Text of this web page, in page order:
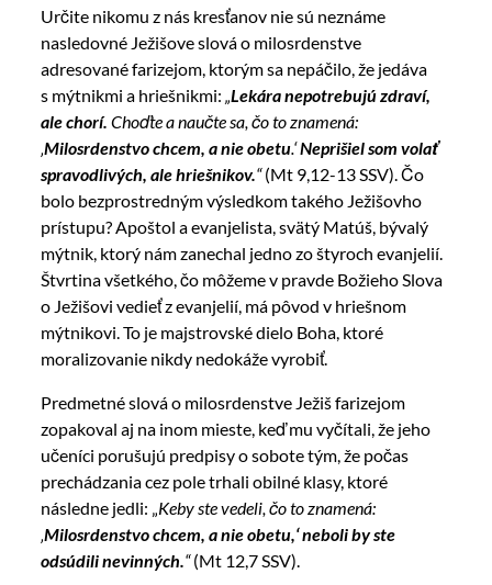
Určite nikomu z nás kresťanov nie sú neznáme
nasledovné Ježišove slová o milosrdenstve
adresované farizejom, ktorým sa nepáčilo, že jedáva
s mýtnikmi a hriešnikmi: „Lekára nepotrebujú zdraví,
ale chorí. Choďte a naučte sa, čo to znamená:
‚Milosrdenstvo chcem, a nie obetu.‘Neprišiel som volať
spravodlivých, ale hriešnikov.“(Mt 9,12-13 SSV). Čo
bolo bezprostredným výsledkom takého Ježišovho
prístupu? Apoštol a evanjelista, svätý Matúš, bývalý
mýtnik, ktorý nám zanechal jedno zo štyroch evanjelií.
Štvrtina všetkého, čo môžeme v pravde Božieho Slova
o Ježišovi vedieť z evanjelií, má pôvod v hriešnom
mýtnikovi. To je majstrovské dielo Boha, ktoré
moralizovanie nikdy nedokáže vyrobiť.
Predmetné slová o milosrdenstve Ježiš farizejom
zopakoval aj na inom mieste, keď mu vyčítali, že jeho
učeníci porušujú predpisy o sobote tým, že počas
prechádzania cez pole trhali obilné klasy, ktoré
následne jedli: „ Keby ste vedeli, čo to znamená:
‚Milosrdenstvo chcem, a nie obetu,‘ neboli by ste
odsúdili nevinných.“(Mt 12,7 SSV).